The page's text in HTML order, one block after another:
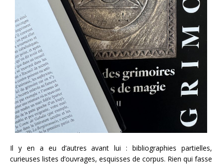
Il y en a eu d’autres avant lui : bibliographies partielles,
curieuses listes d’ouvrages, esquisses de corpus. Rien qui fasse